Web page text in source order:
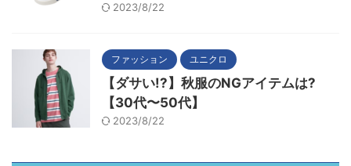
2023/8/22
ファッション ユニクロ
【ダサい!?】秋服のNGアイテムは?
【30代〜50代】
2023/8/22